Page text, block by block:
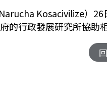
Kosacivilize）26
的行政發展研究所協助